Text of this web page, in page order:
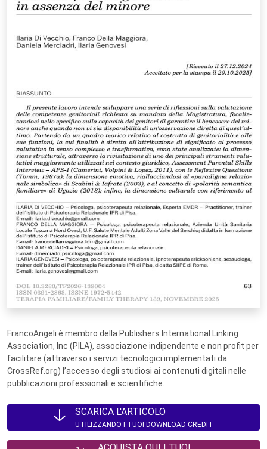
FrancoAngeli è membro della Publishers International Linking
Association, Inc (PILA), associazione indipendente e non profit per
facilitare (attraverso i servizi tecnologici implementati da
CrossRef.org) l’accesso degli studiosi ai contenuti digitali nelle
pubblicazioni professionali e scientifiche.
SCARICA L'ARTICOLO
UTILIZZANDO I TUOI DOWNLOAD CREDIT